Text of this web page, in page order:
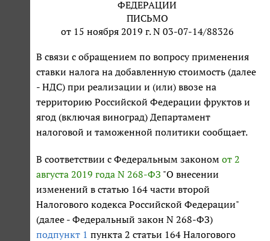
ФЕДЕРАЦИИ
ПИСЬМО
от 15 ноября 2019 г. N 03-07-14/88326
В связи с обращением по вопросу применения
ставки налога на добавленную стоимость (далее
- НДС) при реализации и (или) ввозе на
территорию Российской Федерации фруктов и
ягод (включая виноград) Департамент
налоговой и таможенной политики сообщает.
В соответствии с Федеральным законом от 2
августа 2019 года N 268-ФЗ "О внесении
изменений в статью 164 части второй
Налогового кодекса Российской Федерации"
(далее - Федеральный закон N 268-ФЗ)
подпункт 1 пункта 2 статьи 164 Налогового